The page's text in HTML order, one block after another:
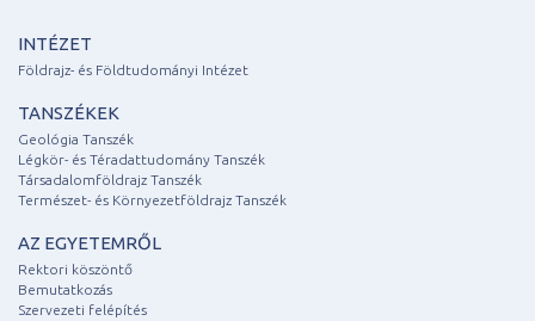
INTÉZET
Földrajz- és Földtudományi Intézet
TANSZÉKEK
Geológia Tanszék
Légkör- és Téradattudomány Tanszék
Társadalomföldrajz Tanszék
Természet- és Környezetföldrajz Tanszék
AZ EGYETEMRŐL
Rektori köszöntő
Bemutatkozás
Szervezeti felépítés